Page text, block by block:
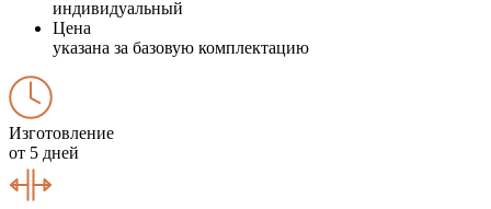
индивидуальный
Цена
указана за базовую комплектацию
Изготовление
от 5 дней